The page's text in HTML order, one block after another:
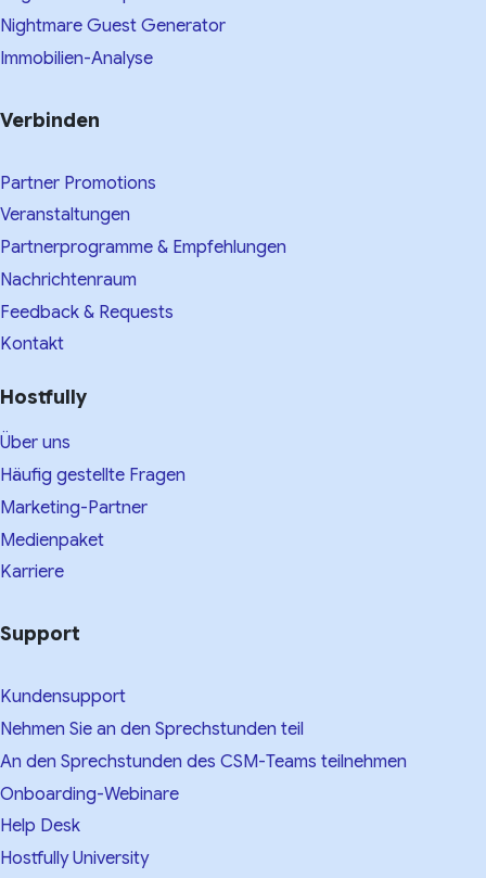
Nightmare Guest Generator
Immobilien-Analyse
Verbinden
Partner Promotions
Veranstaltungen
Partnerprogramme & Empfehlungen
Nachrichtenraum
Feedback & Requests
Kontakt
Hostfully
Über uns
Häufig gestellte Fragen
Marketing-Partner
Medienpaket
Karriere
Support
Kundensupport
Nehmen Sie an den Sprechstunden teil
An den Sprechstunden des CSM-Teams teilnehmen
Onboarding-Webinare
Help Desk
Hostfully University